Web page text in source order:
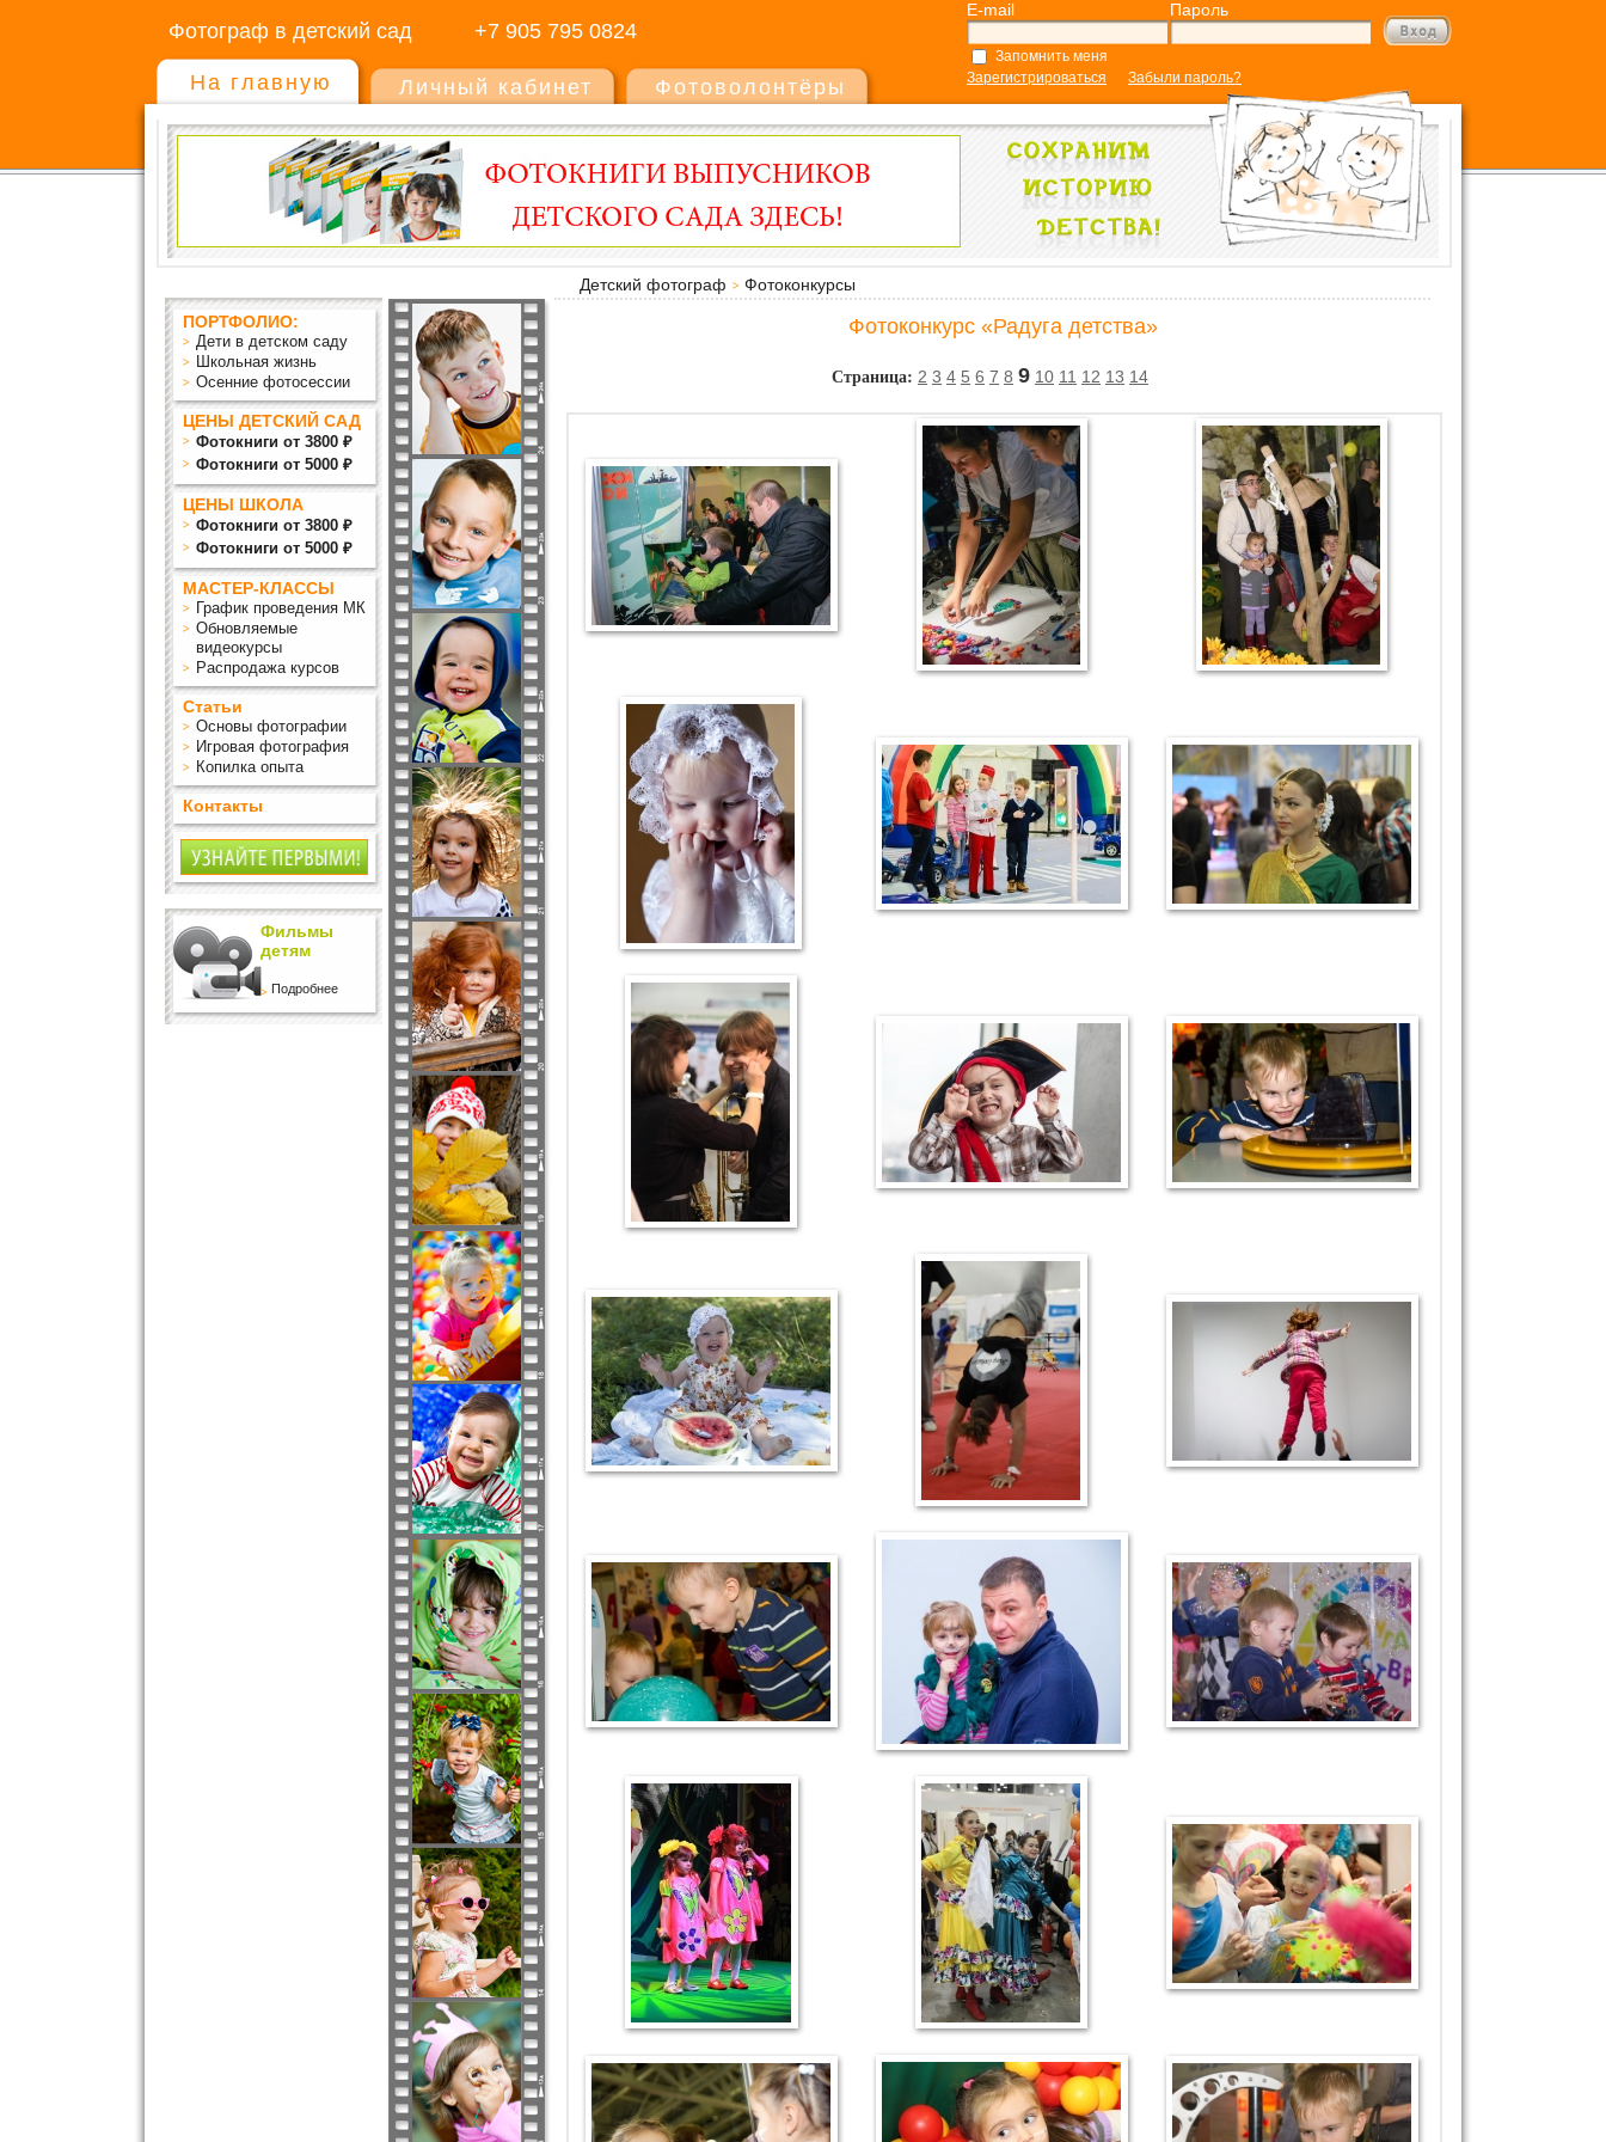
Фотограф в детский сад +7 905 795 0824
E-mail Пароль
Запомнить меня
Зарегистрироваться
Забыли пароль?
На главную Личный кабинет Фотоволонтёры
Детский фотограф
Фотоконкурсы
ПОРТФОЛИО:
Дети в детском саду
Школьная жизнь
Осенние фотосессии
ЦЕНЫ ДЕТСКИЙ САД
Фотокниги от 3800 ₽
Фотокниги от 5000 ₽
ЦЕНЫ ШКОЛА
Фотокниги от 3800 ₽
Фотокниги от 5000 ₽
МАСТЕР-КЛАССЫ
График проведения МК
Обновляемые
видеокурсы
Распродажа курсов
Статьи
Основы фотографии
Игровая фотография
Копилка опыта
Контакты
Фильмы
детям
Подробнее
Фотоконкурс «Радуга детства»
Страница: 2 3 4 5 6 7 8 9 10 11 12 13 14